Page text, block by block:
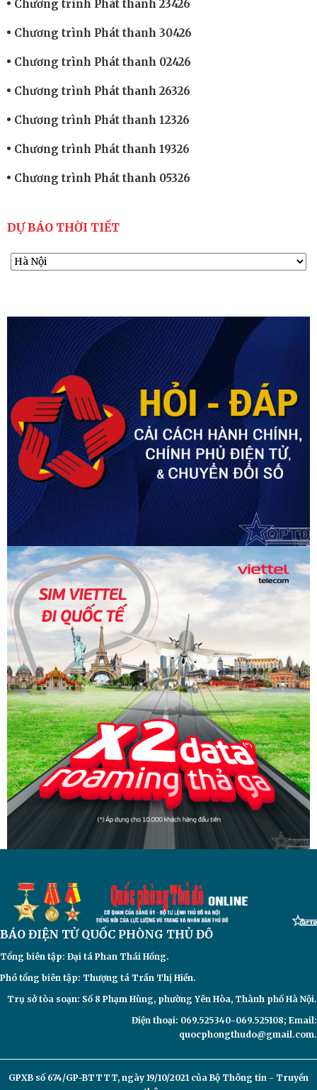
Chương trình Phát thanh 23426
Chương trình Phát thanh 30426
Chương trình Phát thanh 02426
Chương trình Phát thanh 26326
Chương trình Phát thanh 12326
Chương trình Phát thanh 19326
Chương trình Phát thanh 05326
DỰ BÁO THỜI TIẾT
BÁO ĐIỆN TỬQUỐC PHÒNG THỦ ĐÔ
Tổng biên tập: Đại tá Phan Thái Hồng.
Phó tổng biên tập: Thượng tá Trần Thị Hiền.
Trụ sở tòa soạn: Số 8 Phạm Hùng, phường Yên Hòa, Thành phố Hà Nội.
Điện thoại: 069.525340-069.525108; Email:
quocphongthudo@gmail.com.
GPXB số 674/GP-BTTTT, ngày 19/10/2021 của Bộ Thông tin - Truyền